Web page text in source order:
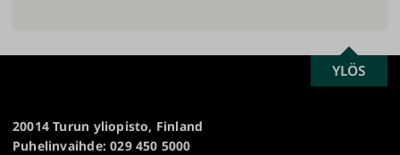
20014 Turun yliopisto, Finland
Puhelinvaihde: 029 450 5000
SCROLL
TO
YLÖS